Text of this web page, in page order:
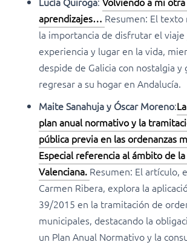
aprendizajes… Resumen: El
la importancia de disfrutar el viaje
experiencia y lugar en la vida,
despide de Galicia con nostalgia
regresar a su hogar en Andalucía.
Maite Sanahuja y Óscar Moreno:
plan anual normativo y la
pública previa en las ordenanzas
Especial referencia al ámbito de
Valenciana. Resumen: El artículo,
Carmen Ribera, explora la
39/2015 en la tramitación de
municipales, destacando la
un Plan Anual Normativo y la